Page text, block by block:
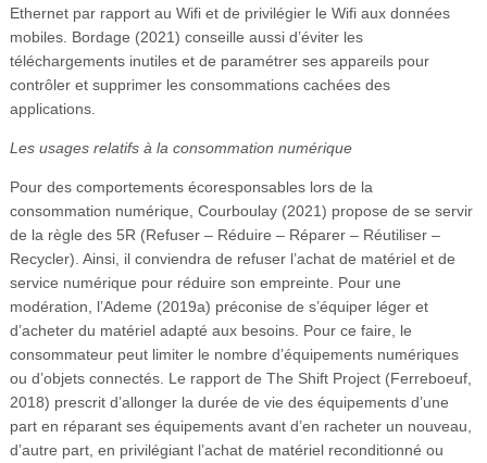
Ethernet par rapport au Wifi et de privilégier le Wifi aux données
mobiles. Bordage (2021) conseille aussi d’éviter les
téléchargements inutiles et de paramétrer ses appareils pour
contrôler et supprimer les consommations cachées des
applications.
Les usages relatifs à la consommation numérique
Pour des comportements écoresponsables lors de la
consommation numérique, Courboulay (2021) propose de se servir
de la règle des 5R (Refuser – Réduire – Réparer – Réutiliser –
Recycler). Ainsi, il conviendra de refuser l’achat de matériel et de
service numérique pour réduire son empreinte. Pour une
modération, l’Ademe (2019a) préconise de s’équiper léger et
d’acheter du matériel adapté aux besoins. Pour ce faire, le
consommateur peut limiter le nombre d’équipements numériques
ou d’objets connectés. Le rapport de The Shift Project (Ferreboeuf,
2018) prescrit d’allonger la durée de vie des équipements d’une
part en réparant ses équipements avant d’en racheter un nouveau,
d’autre part, en privilégiant l’achat de matériel reconditionné ou